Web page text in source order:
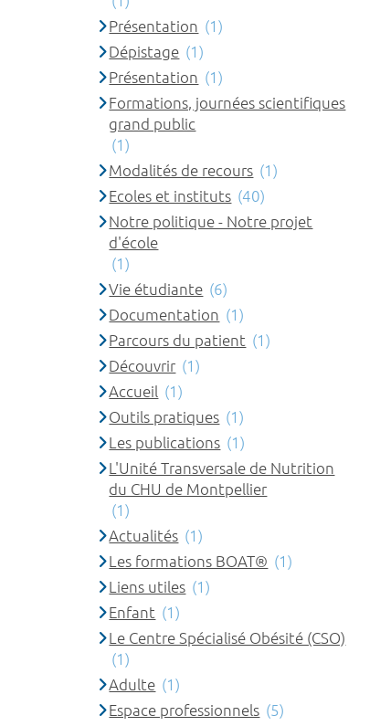
Présentation (1)
Dépistage (1)
Présentation (1)
Formations, journées scientifiques
grand public
(1)
Modalités de recours (1)
Ecoles et instituts (40)
Notre politique - Notre projet
d'école
(1)
Vie étudiante (6)
Documentation (1)
Parcours du patient (1)
Découvrir (1)
Accueil (1)
Outils pratiques (1)
Les publications (1)
L'Unité Transversale de Nutrition
du CHU de Montpellier
(1)
Actualités (1)
Les formations BOAT® (1)
Liens utiles (1)
Enfant (1)
Le Centre Spécialisé Obésité (CSO)
(1)
Adulte (1)
Espace professionnels (5)